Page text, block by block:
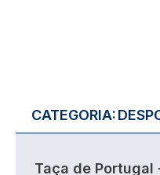
CATEGORIA:
Taça de Portugal